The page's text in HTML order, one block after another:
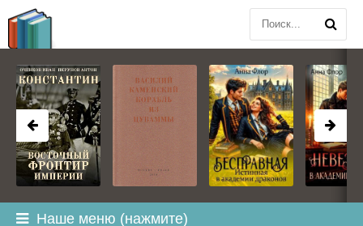
Наше меню (нажмите)
BOOKPLANETA.COM